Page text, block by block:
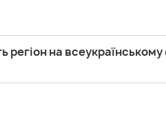
на всеукраїнському